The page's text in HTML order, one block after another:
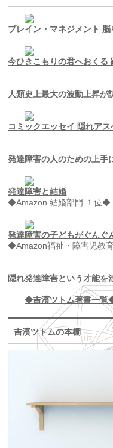
ブレイン・マネジメント
今ひきこもりの君へおくる
人類史上最大の波動上昇が
コミックエッセイ 隠れア
発達障害の人のための上手
発達障害と結婚
◆Amazon 結婚部門 １位◆
発達障害の子どもがぐんぐ
◆Amazon福祉・障害児教
隠れ発達障害という才能を
◆吉濱ツトム著書一覧
吉濱ツトムの本棚